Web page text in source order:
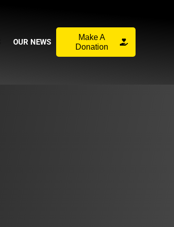
OUR NEWS
Make A
Donation